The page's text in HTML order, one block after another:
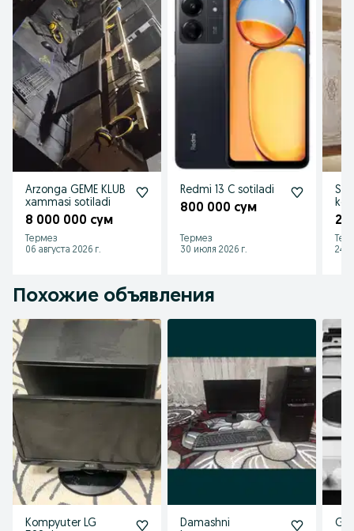
Arzonga GEME KLUB
xammasi sotiladi
8 000 000 сум
Термез
06 августа 2026 г.
Redmi 13 C sotiladi
800 000 сум
Термез
30 июля 2026 г.
2
24
Похожие объявления
Kompyuter LG
Damashni